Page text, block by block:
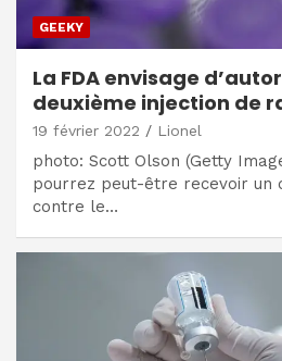
GEEKY
La FDA envisage
deuxième injection de
19 février 2022 Lionel
photo: Scott Olson (Getty
pourrez peut-être recevoir un
contre le…